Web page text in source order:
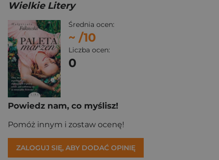
Wielkie Litery
Średnia ocen:
~ /10
Liczba ocen:
0
Powiedz nam, co myślisz!
Pomóż innym i zostaw ocenę!
ZALOGUJ SIĘ, ABY DODAĆ OPINIĘ